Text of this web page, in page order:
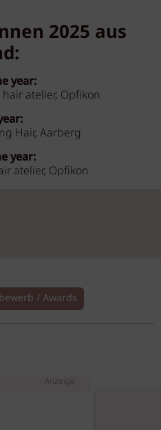
2025 aus
year:
atelier, Opfikon
Hair, Aarberg
year:
atelier, Opfikon
/ Awards
Anzeige